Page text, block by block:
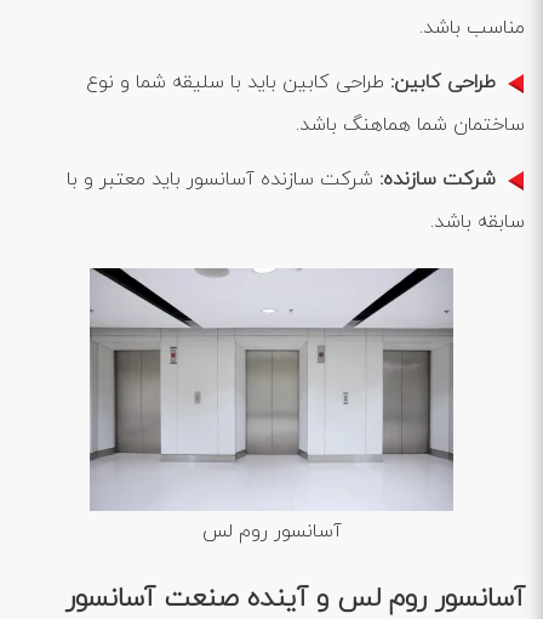
مناسب باشد.
طراحی کابین: طراحی کابین باید با سلیقه شما و نوع
ساختمان شما هماهنگ باشد.
شرکت سازنده: شرکت سازنده آسانسور باید معتبر و با
سابقه باشد.
آسانسور روم لس
آسانسور روم لس و آینده صنعت آسانسور